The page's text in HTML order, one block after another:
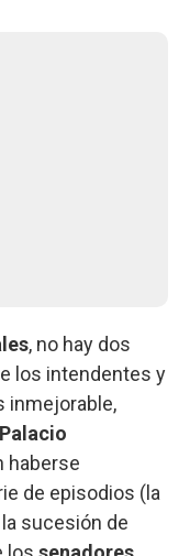
, no hay dos
los intendentes y
inmejorable,
Palacio
haberse
de episodios (la
la sucesión de